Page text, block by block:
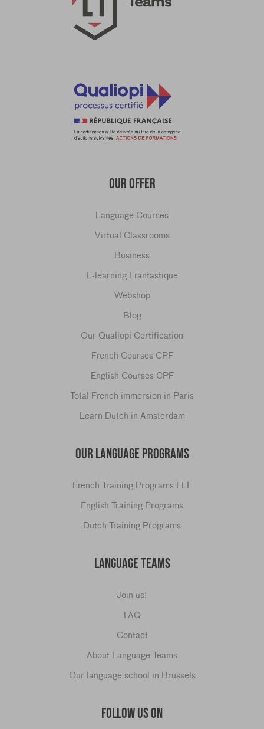
OUR OFFER
Language Courses
Virtual Classrooms
Business
E-learning Frantastique
Webshop
Blog
Our Qualiopi Certification
French Courses CPF
English Courses CPF
Total French immersion in Paris
Learn Dutch in Amsterdam
OUR LANGUAGE PROGRAMS
French Training Programs FLE
English Training Programs
Dutch Training Programs
LANGUAGE TEAMS
Join us!
FAQ
Contact
About Language Teams
Our language school in Brussels
FOLLOW US ON